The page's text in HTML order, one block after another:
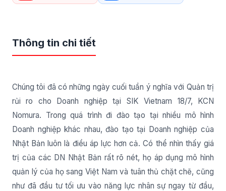
Thông tin chi tiết
Chúng tôi đã có những ngày cuối tuần ý nghĩa với Quản trị
rủi ro cho Doanh nghiệp tại SIK Vietnam 18/7, KCN
Nomura. Trong quá trình đi đào tạo tại nhiều mô hình
Doanh nghiệp khác nhau, đào tạo tại Doanh nghiệp của
Nhật Bản luôn là điều áp lực hơn cả. Có thể nhìn thấy giá
trị của các DN Nhật Bản rất rõ nét, họ áp dụng mô hình
quản lý của họ sang Việt Nam và tuân thủ chặt chẽ, cũng
như đã đầu tư tối ưu vào năng lực nhân sự ngay từ đầu,